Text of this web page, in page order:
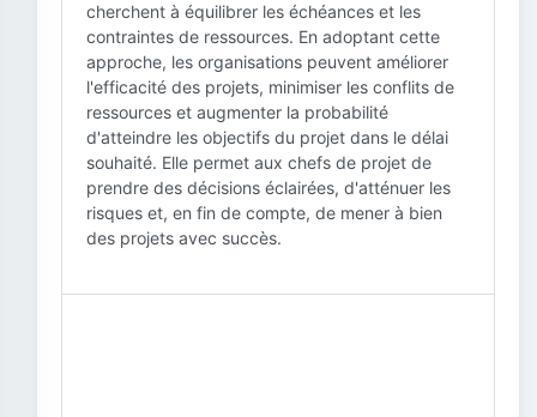
cherchent à équilibrer les échéances et les
contraintes de ressources. En adoptant cette
approche, les organisations peuvent améliorer
l'efficacité des projets, minimiser les conflits de
ressources et augmenter la probabilité
d'atteindre les objectifs du projet dans le délai
souhaité. Elle permet aux chefs de projet de
prendre des décisions éclairées, d'atténuer les
risques et, en fin de compte, de mener à bien
des projets avec succès.